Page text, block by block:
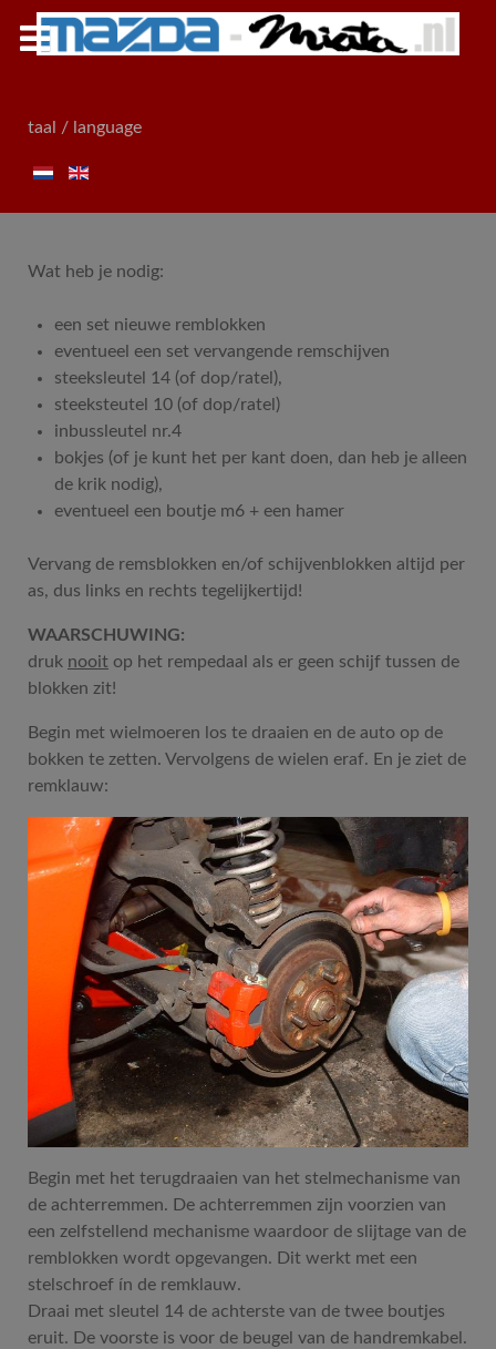
taal / language
Wat heb je nodig:
een set nieuwe remblokken
eventueel een set vervangende remschijven
steeksleutel 14 (of dop/ratel),
steeksteutel 10 (of dop/ratel)
inbussleutel nr.4
bokjes (of je kunt het per kant doen, dan heb je alleen
de krik nodig),
eventueel een boutje m6 + een hamer
Vervang de remsblokken en/of schijvenblokken altijd per
as, dus links en rechts tegelijkertijd!
WAARSCHUWING:
druk nooit op het rempedaal als er geen schijf tussen de
blokken zit!
Begin met wielmoeren los te draaien en de auto op de
bokken te zetten. Vervolgens de wielen eraf. En je ziet de
remklauw:
Begin met het terugdraaien van het stelmechanisme van
de achterremmen. De achterremmen zijn voorzien van
een zelfstellend mechanisme waardoor de slijtage van de
remblokken wordt opgevangen. Dit werkt met een
stelschroef ín de remklauw.
Draai met sleutel 14 de achterste van de twee boutjes
eruit. De voorste is voor de beugel van de handremkabel.